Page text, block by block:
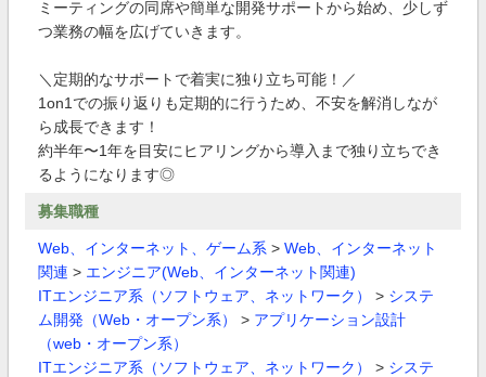
ミーティングの同席や簡単な開発サポートから始め、少しず
つ業務の幅を広げていきます。
＼定期的なサポートで着実に独り立ち可能！／
1on1での振り返りも定期的に行うため、不安を解消しなが
ら成長できます！
約半年〜1年を目安にヒアリングから導入まで独り立ちでき
るようになります◎
募集職種
Web、インターネット、ゲーム系 > Web、インターネット
関連 > エンジニア(Web、インターネット関連)
ITエンジニア系（ソフトウェア、ネットワーク）
> システ
ム開発（Web・オープン系）
> アプリケーション設計
（web・オープン系）
ITエンジニア系（ソフトウェア、ネットワーク）
> システ